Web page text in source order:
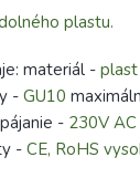
plastu.
materiál - plast
-GU10
- 230V AC
- CE, RoHS